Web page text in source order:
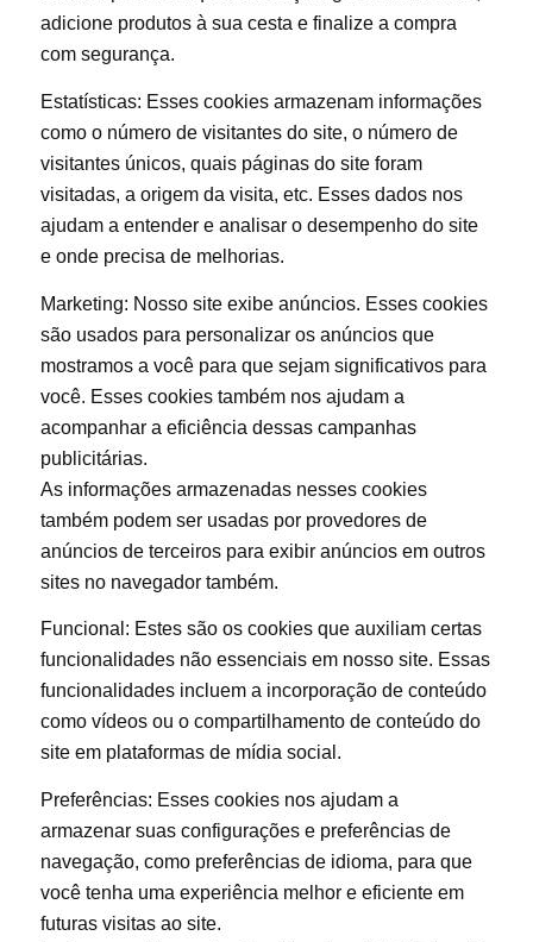
adicione produtos à sua cesta e finalize a compra
com segurança.
Estatísticas: Esses cookies armazenam informações
como o número de visitantes do site, o número de
visitantes únicos, quais páginas do site foram
visitadas, a origem da visita, etc. Esses dados nos
ajudam a entender e analisar o desempenho do site
e onde precisa de melhorias.
Marketing: Nosso site exibe anúncios. Esses cookies
são usados ​​para personalizar os anúncios que
mostramos a você para que sejam significativos para
você. Esses cookies também nos ajudam a
acompanhar a eficiência dessas campanhas
publicitárias.
As informações armazenadas nesses cookies
também podem ser usadas por provedores de
anúncios de terceiros para exibir anúncios em outros
sites no navegador também.
Funcional: Estes são os cookies que auxiliam certas
funcionalidades não essenciais em nosso site. Essas
funcionalidades incluem a incorporação de conteúdo
como vídeos ou o compartilhamento de conteúdo do
site em plataformas de mídia social.
Preferências: Esses cookies nos ajudam a
armazenar suas configurações e preferências de
navegação, como preferências de idioma, para que
você tenha uma experiência melhor e eficiente em
futuras visitas ao site.